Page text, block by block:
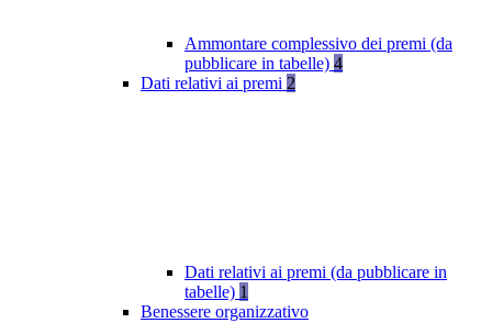
Ammontare complessivo dei premi (da
pubblicare in tabelle) 4
Dati relativi ai premi 2
Dati relativi ai premi (da pubblicare in
tabelle) 1
Benessere organizzativo